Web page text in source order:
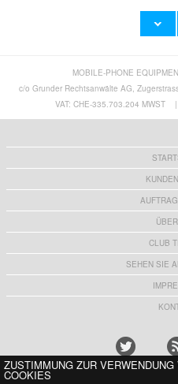
CarPlay Drahtlose Adapter für iOS - USB,
USB-C - Weiß
MOBILE-PHONE
c/o Grunder Rechtsanwälte AG,
VAT: CHE-335.703.204 MWST
|
CLUB
SEHEN SIE
ZUSTIMMUNG ZUR VERWENDUNG
COOKIES